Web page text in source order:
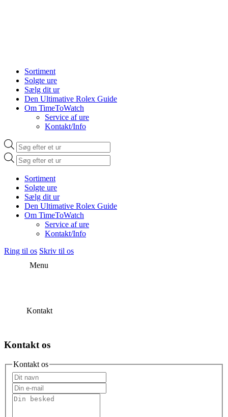
Sortiment
Solgte ure
Sælg dit ur
Den Ultimative Rolex Guide
Om TimeToWatch
Service af ure
Kontakt/Info
Products
search
Products
search
Sortiment
Solgte ure
Sælg dit ur
Den Ultimative Rolex Guide
Om TimeToWatch
Service af ure
Kontakt/Info
Ring til os Skriv til os
Menu
Kontakt
Kontakt os
Kontakt os